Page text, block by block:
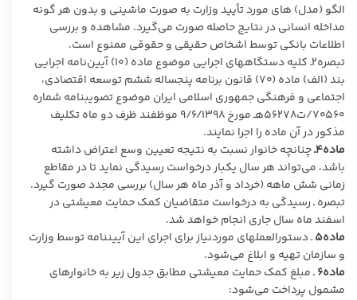
الگو (مدل) ­های مورد تأیید وزارت به صورت ماشینی و بدون هر گونه
مداخله انسانی در نتایج حاصله صورت می‌گیرد. مشاهده و بررسی
اطلاعات بانکی توسط اشخاص حقیقی و حقوقی ممنوع است.
تبصره۲ـ کلیه دستگاه­های اجرایی موضوع ماده (۱۰) آیین‌­نامه اجرایی
بند (الف) ماده (۷۰) قانون برنامه پنجساله ششم توسعه اقتصادی،
اجتماعی و فرهنگی جمهوری اسلامی ایران موضوع تصویب­نامه شماره
۷۰۵۶۰/ت۵۶۲۷۸هـ مورخ ۹/۶/۱۳۹۸ موظفند ظرف دو ماه تکلیف
مذکور در آن ماده را اجرا نمایند.
ماده۴ـ
چنانچه خانوار نسبت به نتیجه تعیین وسع اعتراض داشته
باشد، می‌­تواند هر سال یکبار درخواست رسیدگی نماید تا در مقاطع
زمانی شش ماهه (خرداد و آذر ماه هر سال) بررسی مجدد صورت گیرد.
تبصره ـ رسیدگی به درخواست متقاضیان کمک حمایت معیشتی در
اسفند ماه سال جاری انجام خواهد شد.
ماده۵
ـ دستورالعمل­های موردنیاز برای اجرای این آیین­نامه توسط وزارت
و سازمان تهیه و ابلاغ می­‌شود.
ماده۶ ـ مبلغ کمک حمایت معیشتی مطابق جدول زیر به خانوارهای
مشمول پرداخت می‌شود: